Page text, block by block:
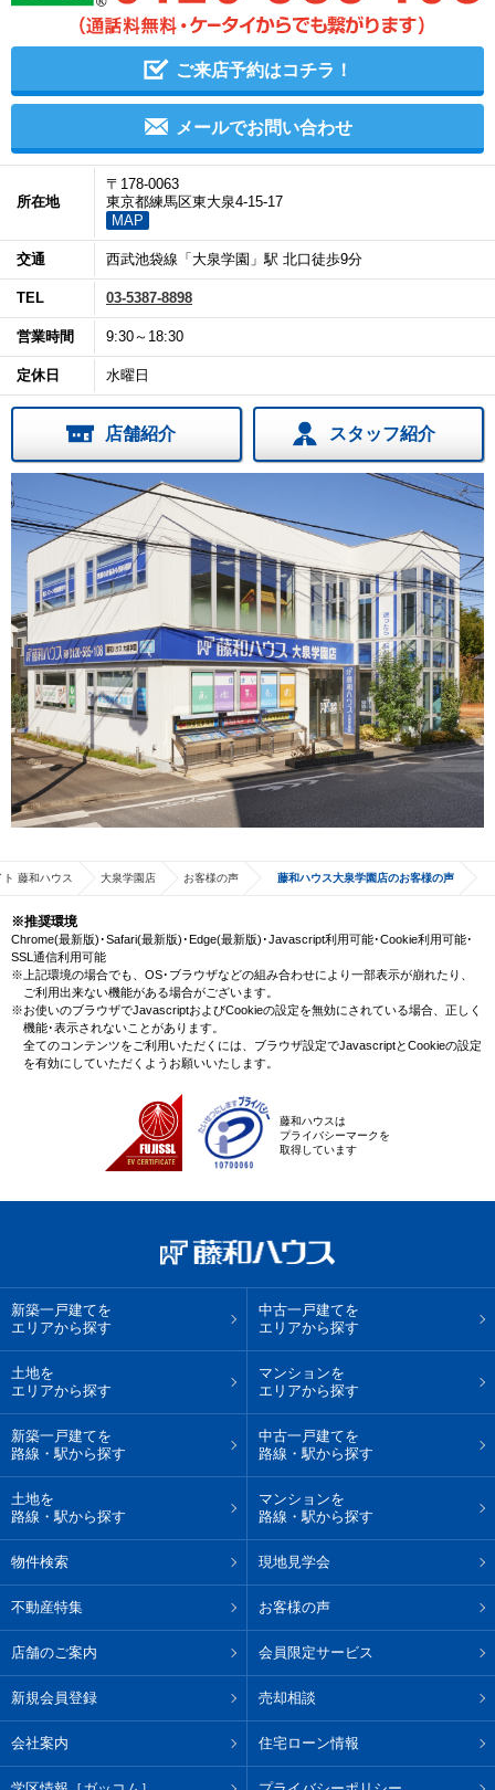
ご来店予約はコチラ！
メールでお問い合わせ
所在地
〒178-0063
東京都練馬区東大泉4-15-17
MAP
交通 西武池袋線「大泉学園」駅 北口徒歩9分
TEL 03-5387-8898
営業時間 9:30～18:30
定休日 水曜日
店舗紹介 スタッフ紹介
藤和ハウス 大泉学園店 お客様の声 藤和ハウス大泉学園店のお客様の声
※推奨環境
Chrome(最新版)･Safari(最新版)･Edge(最新版)･Javascript利用可能･Cookie利用可能･
SSL通信利用可能
※上記環境の場合でも、OS･ブラウザなどの組み合わせにより一部表示が崩れたり、
ご利用出来ない機能がある場合がございます。
※お使いのブラウザでJavascriptおよびCookieの設定を無効にされている場合、正しく
機能･表示されないことがあります。
全てのコンテンツをご利用いただくには、ブラウザ設定でJavascriptとCookieの設定
を有効にしていただくようお願いいたします。
藤和ハウスは
プライバシーマークを
取得しています
新築一戸建てを
エリアから探す
中古一戸建てを
エリアから探す
土地を
エリアから探す
マンションを
エリアから探す
新築一戸建てを
路線・駅から探す
中古一戸建てを
路線・駅から探す
土地を
路線・駅から探す
マンションを
路線・駅から探す
物件検索 現地見学会
不動産特集 お客様の声
店舗のご案内 会員限定サービス
新規会員登録 売却相談
会社案内 住宅ローン情報